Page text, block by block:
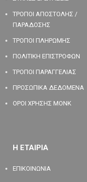
ΤΡΟΠΟΙ ΑΠΟΣΤΟΛΗΣ /
ΠΑΡΑΔΟΣΗΣ
ΤΡΟΠΟΙ ΠΛΗΡΩΜΗΣ
ΠΟΛΙΤΙΚΗ ΕΠΙΣΤΡΟΦΩΝ
ΤΡΟΠΟΙ ΠΑΡΑΓΓΕΛΙΑΣ
ΠΡΟΣΩΠΙΚΑ ΔΕΔΟΜΕΝΑ
ΟΡΟΙ ΧΡΗΣΗΣ MONK
Η ΕΤΑΙΡΙΑ
ΕΠΙΚΟΙΝΩΝΙΑ